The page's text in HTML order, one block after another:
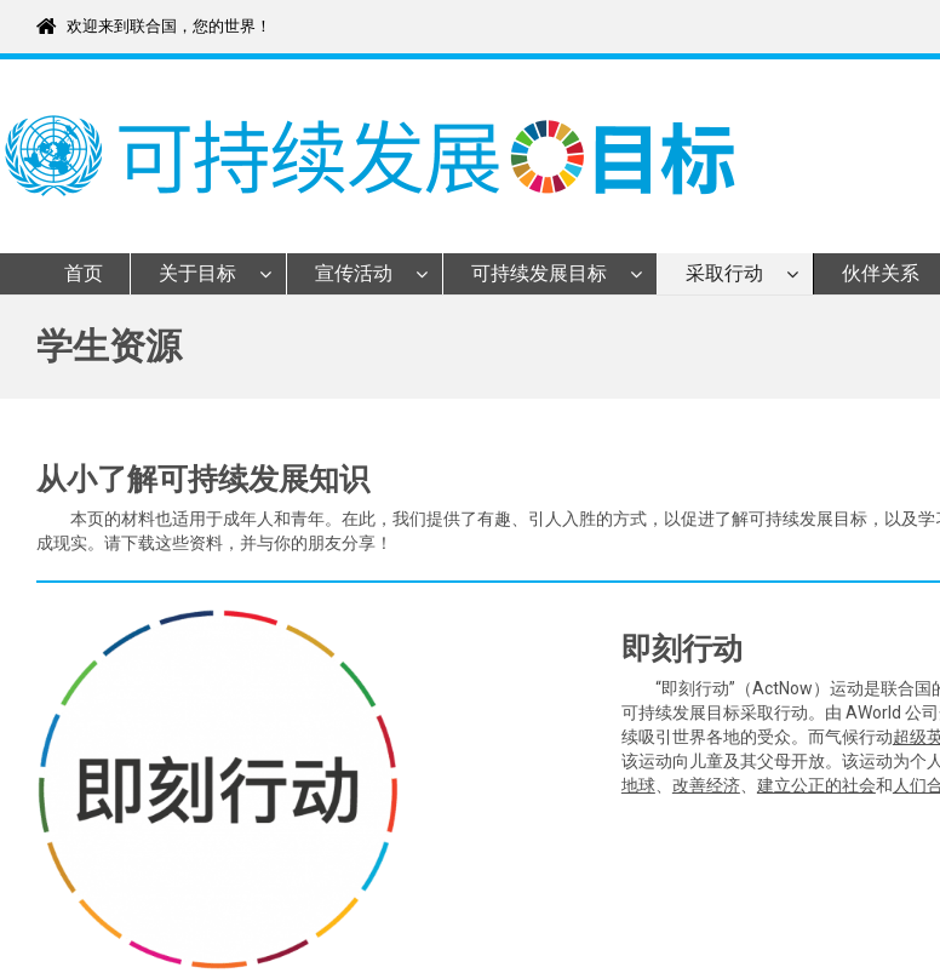
content
欢迎来到联合国，您的世界！
首页 关于目标 宣传活动 可持续发展目标 采取行动 伙伴关系
学生资源
从小了解可持续发展知识
本页的材料也适用于成年人和青年。在此，我们提供了有趣、引人入胜的方式，以促进了解可持续发展目标，以及学
成现实。请下载这些资料，并与你的朋友分享！
即刻行动
“即刻行动”（ActNow）运动是联合国
可持续发展目标采取行动。由 AWorld 公
续吸引世界各地的受众。而气候行动超级
该运动向儿童及其父母开放。该运动为个
地球、 改善经济、 建立公正的社会和 人们